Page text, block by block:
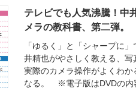
テレビでも人気沸騰！中
メラの教科書、第二弾。
「ゆるく」と「シャープに
井精也がやさしく教える、写
実際のカメラ操作がよくわか
なる。 ※電子版はDVDの内